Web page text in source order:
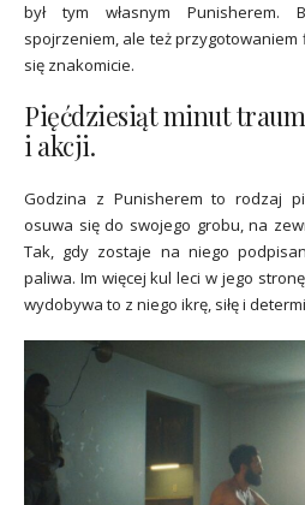
był tym własnym Punisherem.
spojrzeniem, ale też
się znakomicie.
Pięćdziesiąt minut
i akcji.
Godzina z Punisherem to rodzaj
osuwa się do swojego grobu, na
Tak, gdy zostaje na niego
paliwa. Im więcej kul leci w jego
wydobywa to z niego ikrę, siłę i